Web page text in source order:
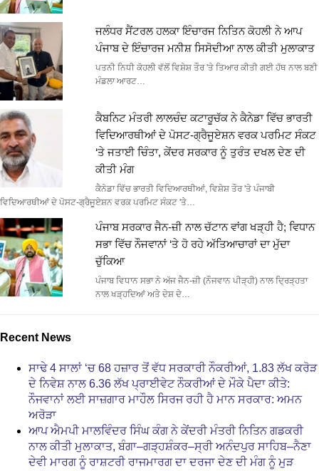
ਜਲੰਧਰ ਸੈਂਟਰਲ ਹਲਕਾ ਇੰਚਾਰਜ ਨਿਤਿਨ ਕੋਹਲੀ ਨੇ ਆਪ
ਪੰਜਾਬ ਦੇ ਇੰਚਾਰਜ ਮਨੀਸ਼ ਸਿਸੋਦੀਆ ਨਾਲ ਕੀਤੀ ਮੁਲਾਕਾਤ
ਪਤਨੀ ਨਿਧੀ ਕੋਹਲੀ ਵੱਲੋਂ ਵਿਸ਼ੇਸ਼ ਤੌਰ 'ਤੇ ਤਿਆਰ ਕੀਤੀ ਗਈ ਹੱਥ ਨਾਲ ਬਣੀ
ਮੰਡਲਾ ਆਰਟ…
ਕੈਬਨਿਟ ਮੰਤਰੀ ਲਾਲਚੰਦ ਕਟਾਰੂਚੱਕ ਨੇ ਕੈਨੇਡਾ ਵਿੱਚ ਭਾਰਤੀ
ਵਿਦਿਆਰਥੀਆਂ ਦੇ ਪੋਸਟ-ਗ੍ਰੈਜੂਏਸ਼ਨ ਵਰਕ ਪਰਮਿਟ ਸੰਕਟ
‘ਤੇ ਜਤਾਈ ਚਿੰਤਾ, ਕੇਂਦਰ ਸਰਕਾਰ ਨੂੰ ਤੁਰੰਤ ਦਖਲ ਦੇਣ ਦੀ
ਕੀਤੀ ਮੰਗ
ਕੈਨੇਡਾ ਵਿੱਚ ਭਾਰਤੀ ਵਿਦਿਆਰਥੀਆਂ, ਵਿਸ਼ੇਸ਼ ਤੌਰ 'ਤੇ ਪੰਜਾਬੀ
ਵਿਦਿਆਰਥੀਆਂ ਦੇ ਪੋਸਟ-ਗ੍ਰੈਜੂਏਸ਼ਨ ਵਰਕ ਪਰਮਿਟ ਸੰਕਟ 'ਤੇ…
ਪੰਜਾਬ ਸਰਕਾਰ ਜੈਨ-ਜ਼ੀ ਨਾਲ ਚੱਟਾਨ ਵਾਂਗ ਖੜ੍ਹੀ ਹੈ; ਵਿਧਾਨ
ਸਭਾ ਵਿੱਚ ਨੌਜਵਾਨਾਂ ‘ਤੇ ਹੋ ਰਹੇ ਅੱਤਿਆਚਾਰਾਂ ਦਾ ਮੁੱਦਾ
ਚੁੱਕਿਆ
ਪੰਜਾਬ ਵਿਧਾਨ ਸਭਾ ਨੇ ਅੱਜ ਜੈਨ-ਜ਼ੀ (ਨੌਜਵਾਨ ਪੀੜ੍ਹੀ) ਨਾਲ ਦ੍ਰਿੜ੍ਹਤਾ
ਨਾਲ ਖੜ੍ਹਦਿਆਂ ਅਤੇ ਦੇਸ਼ ਦੇ…
Recent News
ਸਾਢੇ 4 ਸਾਲਾਂ ‘ਚ 68 ਹਜ਼ਾਰ ਤੋਂ ਵੱਧ ਸਰਕਾਰੀ ਨੌਕਰੀਆਂ, 1.83 ਲੱਖ ਕਰੋੜ
ਦੇ ਨਿਵੇਸ਼ ਨਾਲ 6.36 ਲੱਖ ਪ੍ਰਾਈਵੇਟ ਨੌਕਰੀਆਂ ਦੇ ਮੌਕੇ ਪੈਦਾ ਕੀਤੇ:
ਨੌਜਵਾਨਾਂ ਲਈ ਸਾਜ਼ਗਾਰ ਮਾਹੌਲ ਸਿਰਜ ਰਹੀ ਹੈ ਮਾਨ ਸਰਕਾਰ: ਅਮਨ
ਅਰੋੜਾ
ਆਪ ਐਮਪੀ ਮਾਲਵਿੰਦਰ ਸਿੰਘ ਕੰਗ ਨੇ ਕੇਂਦਰੀ ਮੰਤਰੀ ਨਿਤਿਨ ਗਡਕਰੀ
ਨਾਲ ਕੀਤੀ ਮੁਲਾਕਾਤ, ਬੰਗਾ–ਗੜ੍ਹਸ਼ੰਕਰ–ਸ੍ਰੀ ਅਨੰਦਪੁਰ ਸਾਹਿਬ–ਨੈਣਾ
ਦੇਵੀ ਮਾਰਗ ਨੂੰ ਰਾਸ਼ਟਰੀ ਰਾਜਮਾਰਗ ਦਾ ਦਰਜਾ ਦੇਣ ਦੀ ਮੰਗ ਨੂੰ ਮੁੜ